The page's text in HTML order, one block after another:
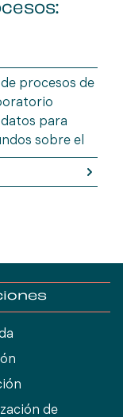
procesos de
para
sobre el
el enfoque
de
de